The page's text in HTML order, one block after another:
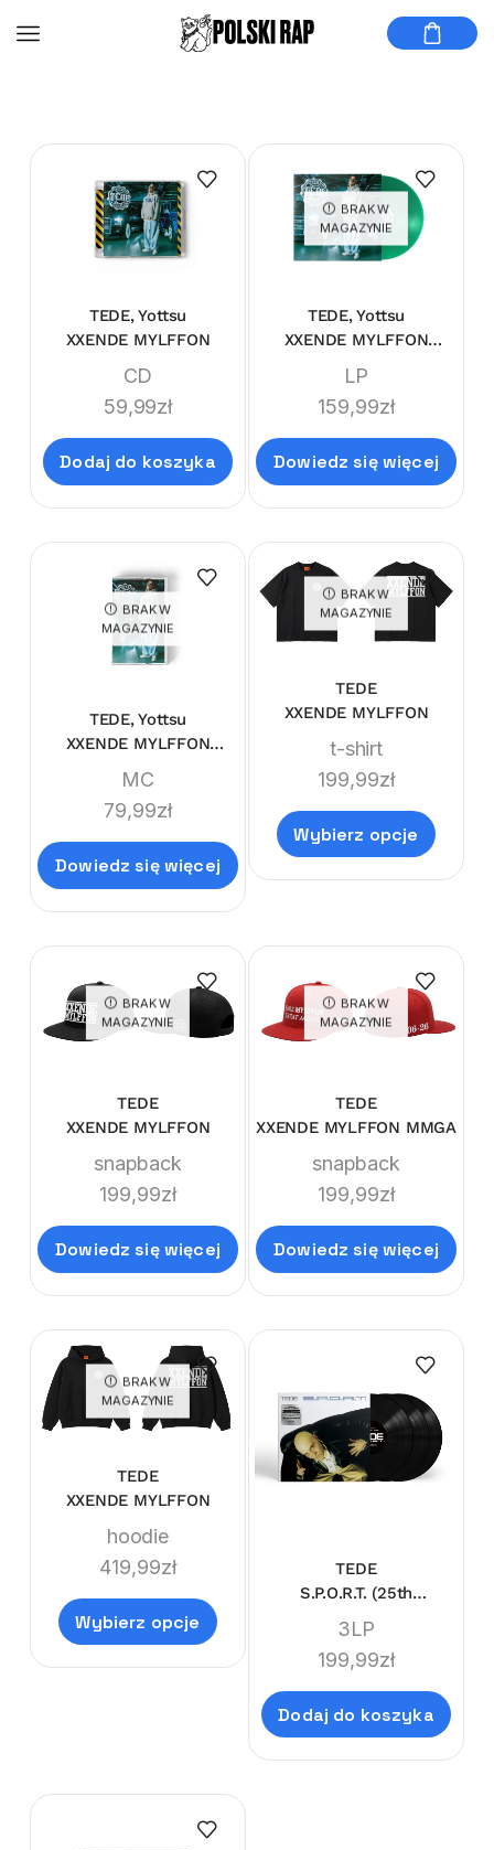
TEDE, Yottsu
XXENDE MYLFFON
CD
59,99zł
Dodaj do koszyka
BRAK W
MAGAZYNIE
TEDE, Yottsu
XXENDE MYLFFON
LIMITEDE LP
LP
159,99zł
Dowiedz się więcej
BRAK W
MAGAZYNIE
TEDE, Yottsu
XXENDE MYLFFON
LIMITEDE MC
MC
79,99zł
Dowiedz się więcej
BRAK W
MAGAZYNIE
TEDE
XXENDE MYLFFON
t-shirt
199,99zł
Wybierz opcje
BRAK W
MAGAZYNIE
TEDE
XXENDE MYLFFON
snapback
199,99zł
Dowiedz się więcej
BRAK W
MAGAZYNIE
TEDE
XXENDE MYLFFON MMGA
snapback
199,99zł
Dowiedz się więcej
BRAK W
MAGAZYNIE
TEDE
XXENDE MYLFFON
hoodie
419,99zł
Wybierz opcje
TEDE
S.P.O.R.T. (25th
Anniversary)
3LP
199,99zł
Dodaj do koszyka